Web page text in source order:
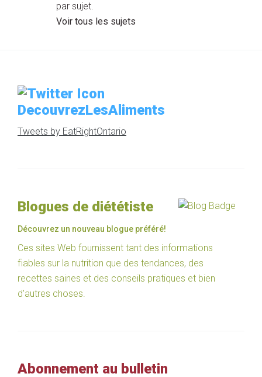
par sujet.
Voir tous les sujets
DecouvrezLesAliments
Tweets by EatRightOntario
Blogues de diététiste
Découvrez un nouveau blogue préféré!
Ces sites Web fournissent tant des informations
fiables sur la nutrition que des tendances, des
recettes saines et des conseils pratiques et bien
d’autres choses.
Abonnement au bulletin